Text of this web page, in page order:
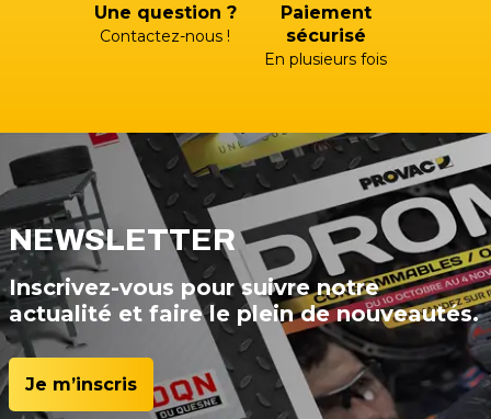
Une question ?
Contactez-nous !
Paiement
sécurisé
En plusieurs fois
NEWSLETTER
Inscrivez-vous pour suivre notre
actualité et faire le plein de nouveautés.
Je m’inscris